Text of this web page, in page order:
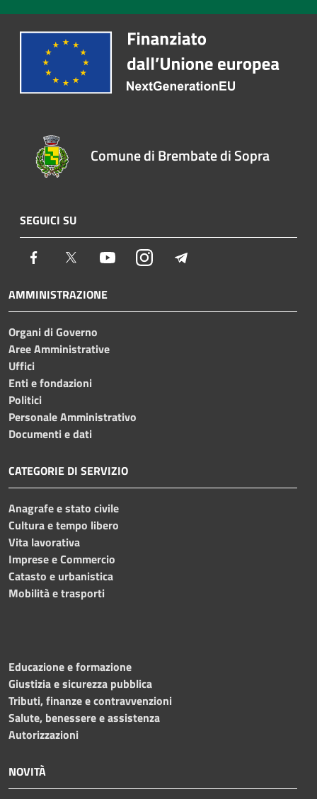
Comune di Brembate di Sopra
SEGUICI SU
Facebook Twitter YoutubeInstagram
AMMINISTRAZIONE
Organi di Governo
Aree Amministrative
Uffici
Enti e fondazioni
Politici
Personale Amministrativo
Documenti e dati
CATEGORIE DI SERVIZIO
Anagrafe e stato civile
Cultura e tempo libero
Vita lavorativa
Imprese e Commercio
Catasto e urbanistica
Mobilità e trasporti
Educazione e formazione
Giustizia e sicurezza pubblica
Tributi, finanze e contravvenzioni
Salute, benessere e assistenza
Autorizzazioni
NOVITÀ